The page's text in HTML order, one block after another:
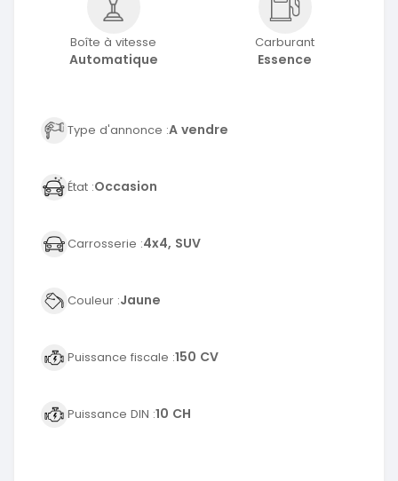
Boîte à vitesse
Automatique
Carburant
Essence
Type d'annonce :A vendre
État :Occasion
Carrosserie :4x4, SUV
Couleur :Jaune
Puissance fiscale :150 CV
Puissance DIN :10 CH